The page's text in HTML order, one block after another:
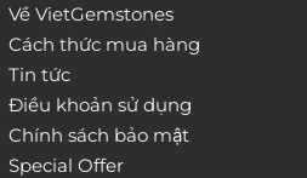
Về VietGemstones
Cách thức mua hàng
Tin tức
Điều khoản sử dụng
Chính sách bảo mật
Special Offer